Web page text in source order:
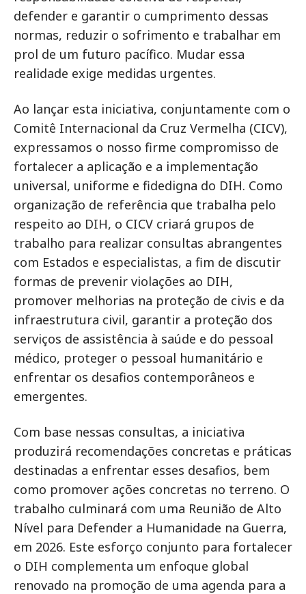
defender e garantir o cumprimento dessas
normas, reduzir o sofrimento e trabalhar em
prol de um futuro pacífico. Mudar essa
realidade exige medidas urgentes.
Ao lançar esta iniciativa, conjuntamente com o
Comitê Internacional da Cruz Vermelha (CICV),
expressamos o nosso firme compromisso de
fortalecer a aplicação e a implementação
universal, uniforme e fidedigna do DIH. Como
organização de referência que trabalha pelo
respeito ao DIH, o CICV criará grupos de
trabalho para realizar consultas abrangentes
com Estados e especialistas, a fim de discutir
formas de prevenir violações ao DIH,
promover melhorias na proteção de civis e da
infraestrutura civil, garantir a proteção dos
serviços de assistência à saúde e do pessoal
médico, proteger o pessoal humanitário e
enfrentar os desafios contemporâneos e
emergentes.
Com base nessas consultas, a iniciativa
produzirá recomendações concretas e práticas
destinadas a enfrentar esses desafios, bem
como promover ações concretas no terreno. O
trabalho culminará com uma Reunião de Alto
Nível para Defender a Humanidade na Guerra,
em 2026. Este esforço conjunto para fortalecer
o DIH complementa um enfoque global
renovado na promoção de uma agenda para a